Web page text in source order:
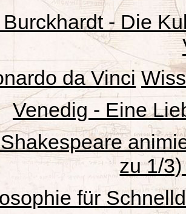
- Die
da Vinci
Venedig - Eine
zu 1/
für